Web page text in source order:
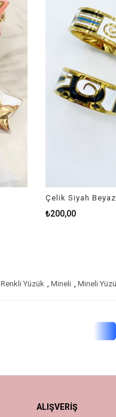
Çelik Siyah Beyaz
₺200,00
Renkli Yüzük , Mineli , Mineli
ALIŞVERİŞ